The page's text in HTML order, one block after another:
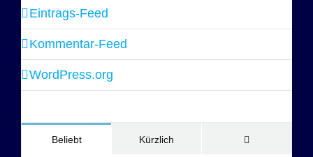
Eintrags-Feed
Kommentar-Feed
WordPress.org
Beliebt Kürzlich